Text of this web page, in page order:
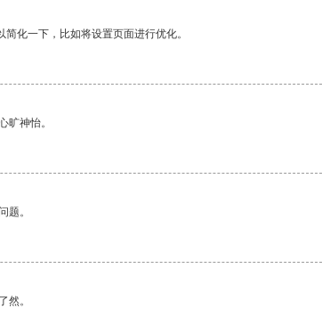
化一下，比如将设置页面进行优化。
旷神怡。
题。
然。